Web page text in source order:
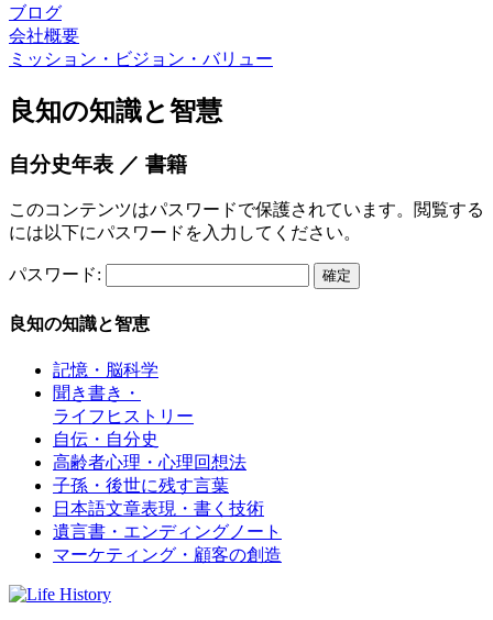
ブログ
会社概要
ミッション・ビジョン・バリュー
良知の知識と智慧
自分史年表 ／ 書籍
このコンテンツはパスワードで保護されています。閲覧する
には以下にパスワードを入力してください。
パスワード:
良知の知識と智恵
記憶・脳科学
聞き書き・
ライフヒストリー
自伝・自分史
高齢者心理・心理回想法
子孫・後世に残す言葉
日本語文章表現・書く技術
遺言書・エンディングノート
マーケティング・顧客の創造